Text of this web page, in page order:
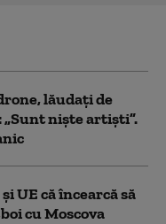
lăudați de
niște artiști”.
UE că încearcă să
cu Moscova